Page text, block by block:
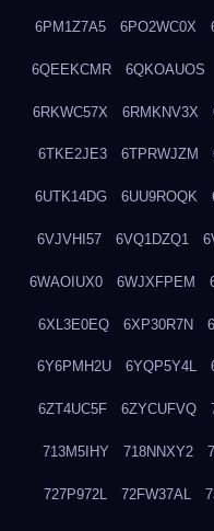
6PM1Z7A5 6PO2WC0X
6QEEKCMR 6QKOAUOS
6RKWC57X 6RMKNV3X
6TKE2JE3 6TPRWJZM
6UTK14DG 6UU9ROQK
6VJVHI57 6VQ1DZQ1
6WAOIUX0 6WJXFPEM
6XL3E0EQ 6XP30R7N
6Y6PMH2U 6YQP5Y4L
6ZT4UC5F 6ZYCUFVQ
713M5IHY 718NNXY2
727P972L 72FW37AL